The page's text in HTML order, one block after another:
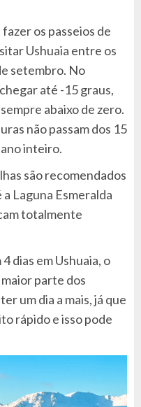
os passeios de
Ushuaia entre os
setembro. No
até -15 graus,
abaixo de zero.
não passam dos 15
inteiro.
são recomendados
Laguna Esmeralda
totalmente
dias em Ushuaia, o
parte dos
um dia a mais, já que
rápido e isso pode